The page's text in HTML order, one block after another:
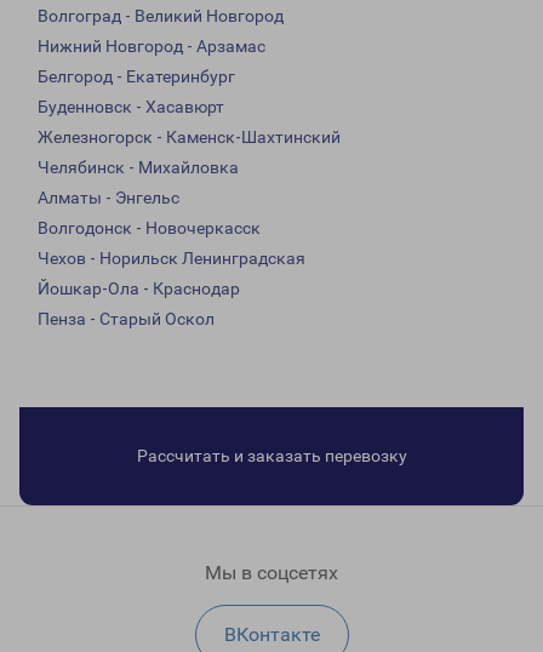
Волгоград - Великий Новгород
Нижний Новгород - Арзамас
Белгород - Екатеринбург
Буденновск - Хасавюрт
Железногорск - Каменск-Шахтинский
Челябинск - Михайловка
Алматы - Энгельс
Волгодонск - Новочеркасск
Чехов - Норильск Ленинградская
Йошкар-Ола - Краснодар
Пенза - Старый Оскол
Рассчитать и заказать перевозку
Мы в соцсетях
ВКонтакте